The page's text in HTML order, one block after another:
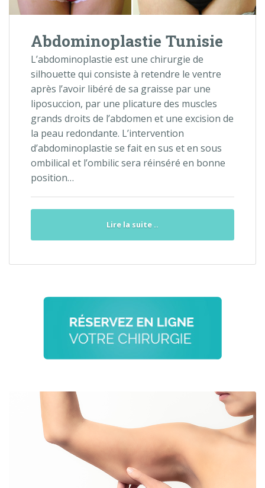
Abdominoplastie Tunisie
L’abdominoplastie est une chirurgie de
silhouette qui consiste à retendre le ventre
après l’avoir libéré de sa graisse par une
liposuccion, par une plicature des muscles
grands droits de l’abdomen et une excision de
la peau redondante. L’intervention
d’abdominoplastie se fait en sus et en sous
ombilical et l’ombilic sera réinséré en bonne
position…
Lire la suite ..